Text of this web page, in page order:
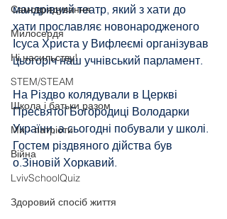
Самоврядування
Милосердя
Ні насильству!
STEM/STEAM
Школа і батьки разом
Ми - патріоти
Війна
LvivSchoolQuiz
Здоровий спосіб життя
мандрівний театр, який з хати до
хати прославляє новонародженого
Ісуса Христа у Вифлеємі організував
цьогоріч наш учнівський парламент.
На Різдво колядували в Церкві
Пресвятої Богородиці Володарки
України, а сьогодні побували у школі.
Гостем різдвяного дійства був
о.Зіновій Хоркавий.